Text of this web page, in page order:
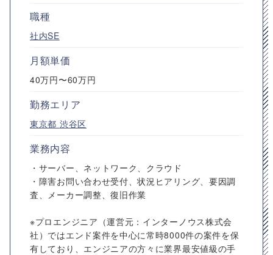
職種
社内SE
月額単価
40万円〜60万円
勤務エリア
東京都 渋谷区
業務内容
・サーバー、ネットワーク、クラウド
・障害お問い合わせ受付、状況ヒアリング、要因調
査、メーカー調整、復旧作業
※プロエンジニア（運営元：インターノウス株式会
社）ではエンド案件を中心に常時8000件の案件を保
有しており、エンジニアの方々に業界最安値級の手